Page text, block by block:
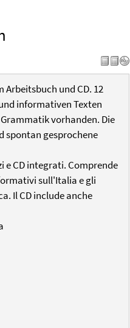
und CD. 12
informativen Texten
vorhanden. Die
spontan gesprochene
e CD integrati. Comprende
sull'Italia e gli
Il CD include anche